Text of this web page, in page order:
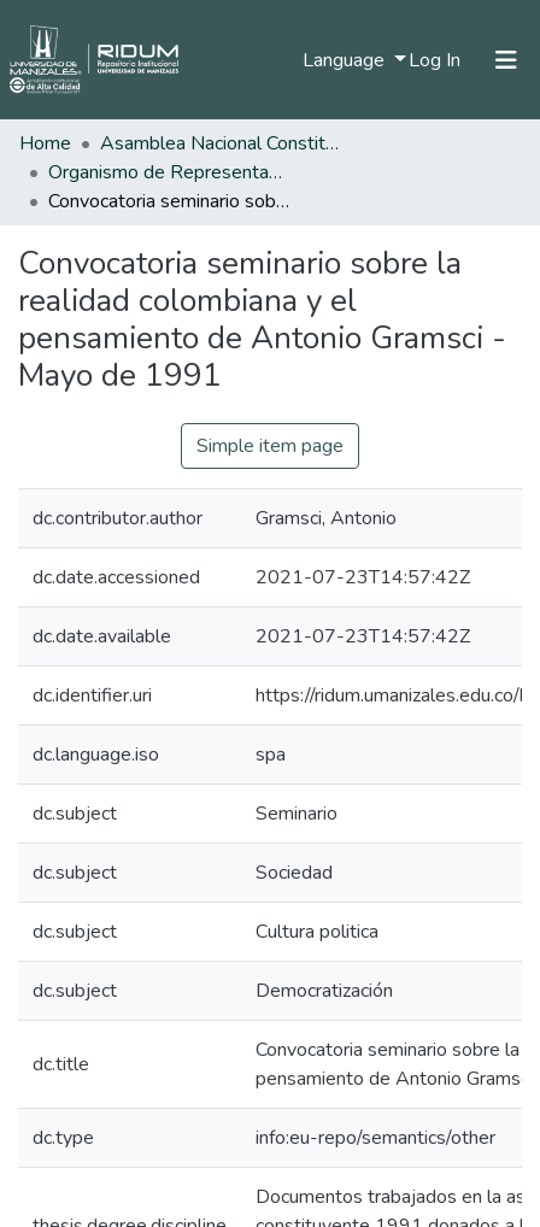
Language Log In (current)
Home
Asamblea Nacional Constituyente
Organismo de Representantes Constituyente
Convocatoria seminario sobre la realidad colombiana y el pensamiento de Antonio Gramsci - Mayo de 1991
Convocatoria seminario sobre la
realidad colombiana y el
pensamiento de Antonio Gramsci -
Mayo de 1991
Simple item page
dc.contributor.author Gramsci, Antonio
dc.date.accessioned 2021-07-23T14:57:42Z
dc.date.available 2021-07-23T14:57:42Z
dc.identifier.uri https://
dc.language.iso spa
dc.subject Seminario
dc.subject Sociedad
dc.subject Cultura politica
dc.subject Democratización
dc.title
Convocatoria seminario sobre la
pensamiento de Antonio
dc.type info:eu-repo/semantics/other
Documentos trabajados en la